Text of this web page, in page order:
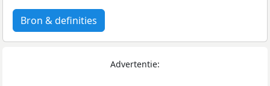
Bron & definities
Advertentie: